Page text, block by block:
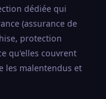
dédiée qui
(assurance de
protection
qu'elles couvrent
les malentendus et